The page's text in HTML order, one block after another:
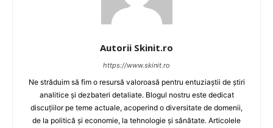
Autorii Skinit.ro
https://www.skinit.ro
Ne străduim să fim o resursă valoroasă pentru entuziaștii de știri
analitice și dezbateri detaliate. Blogul nostru este dedicat
discuțiilor pe teme actuale, acoperind o diversitate de domenii,
de la politică și economie, la tehnologie și sănătate. Articolele